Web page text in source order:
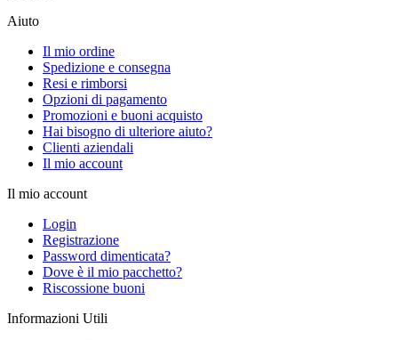
Aiuto
Il mio ordine
Spedizione e consegna
Resi e rimborsi
Opzioni di pagamento
Promozioni e buoni acquisto
Hai bisogno di ulteriore aiuto?
Clienti aziendali
Il mio account
Il mio account
Login
Registrazione
Password dimenticata?
Dove è il mio pacchetto?
Riscossione buoni
Informazioni Utili